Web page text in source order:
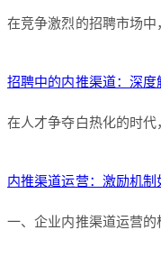
在竞争激烈的招聘市场
招聘中的内推渠道：深度
在人才争夺白热化的时
内推渠道运营：激励机制
一、企业内推渠道运营